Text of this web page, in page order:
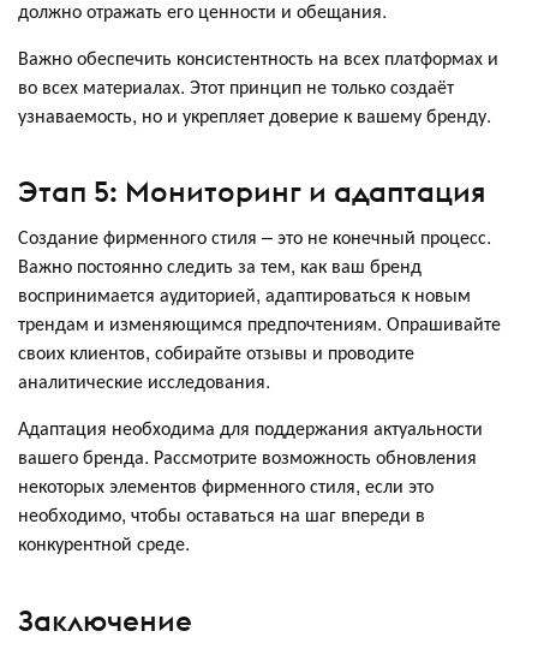
должно отражать его ценности и обещания.
Важно обеспечить консистентность на всех платформах и
во всех материалах. Этот принцип не только создаёт
узнаваемость, но и укрепляет доверие к вашему бренду.
Этап 5: Мониторинг и адаптация
Создание фирменного стиля – это не конечный процесс.
Важно постоянно следить за тем, как ваш бренд
воспринимается аудиторией, адаптироваться к новым
трендам и изменяющимся предпочтениям. Опрашивайте
своих клиентов, собирайте отзывы и проводите
аналитические исследования.
Адаптация необходима для поддержания актуальности
вашего бренда. Рассмотрите возможность обновления
некоторых элементов фирменного стиля, если это
необходимо, чтобы оставаться на шаг впереди в
конкурентной среде.
Заключение